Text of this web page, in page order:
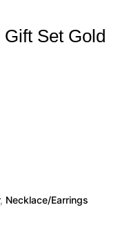
Set Gold
, Necklace/Earrings